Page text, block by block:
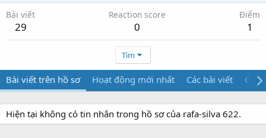
Bài viết
29
Reaction score
0
Điểm
1
Tìm
Bài viết trên hồ sơ Hoạt động mới nhất Các bài viết Giới
Hiện tại không có tin nhắn trong hồ sơ của rafa-silva 622.